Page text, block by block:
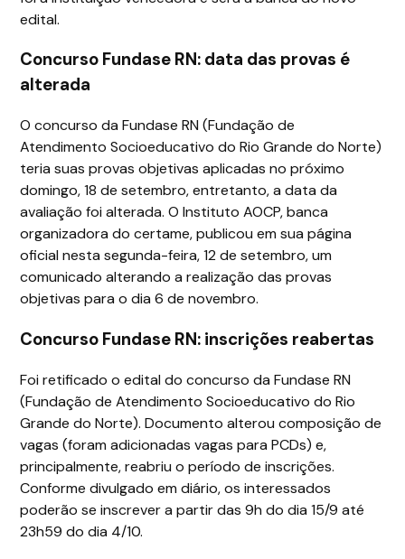
edital.
Concurso Fundase RN: data das provas é
alterada
O concurso da Fundase RN (Fundação de
Atendimento Socioeducativo do Rio Grande do Norte)
teria suas provas objetivas aplicadas no próximo
domingo, 18 de setembro, entretanto, a data da
avaliação foi alterada. O Instituto AOCP, banca
organizadora do certame, publicou em sua página
oficial nesta segunda-feira, 12 de setembro, um
comunicado alterando a realização das provas
objetivas para o dia 6 de novembro.
Concurso Fundase RN: inscrições reabertas
Foi retificado o edital do concurso da Fundase RN
(Fundação de Atendimento Socioeducativo do Rio
Grande do Norte). Documento alterou composição de
vagas (foram adicionadas vagas para PCDs) e,
principalmente, reabriu o período de inscrições.
Conforme divulgado em diário, os interessados
poderão se inscrever a partir das 9h do dia 15/9 até
23h59 do dia 4/10.